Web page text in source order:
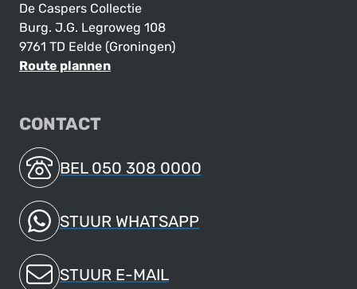
De Caspers Collectie
Burg. J.G. Legroweg 108
9761 TD Eelde (Groningen)
Route plannen
CONTACT
BEL 050 308 0000
STUUR WHATSAPP
STUUR E-MAIL